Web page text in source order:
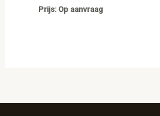
Prijs: Op aanvraag